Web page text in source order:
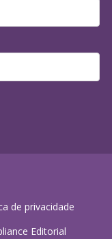
de privacidade
Editorial